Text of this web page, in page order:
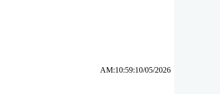
AM:10:59:10/05/2026